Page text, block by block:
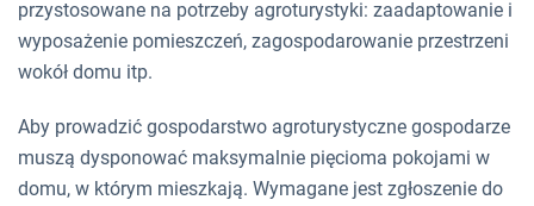
przystosowane na potrzeby agroturystyki: zaadaptowanie i
wyposażenie pomieszczeń, zagospodarowanie przestrzeni
wokół domu itp.
Aby prowadzić gospodarstwo agroturystyczne gospodarze
muszą dysponować maksymalnie pięcioma pokojami w
domu, w którym mieszkają. Wymagane jest zgłoszenie do